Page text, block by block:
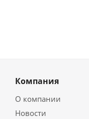
Компания
О компании
Новости